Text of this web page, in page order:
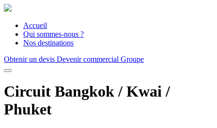
Accueil
Qui sommes-nous ?
Nos destinations
Obtenir un devis Devenir commercial Groupe
Circuit Bangkok / Kwai /
Phuket